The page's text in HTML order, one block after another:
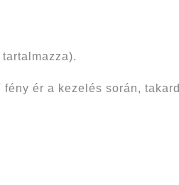
tartalmazza).
ér a kezelés során, takard